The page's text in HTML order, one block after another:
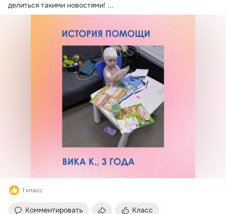
делиться такими новостями! ...
1 класс
Комментировать Класс